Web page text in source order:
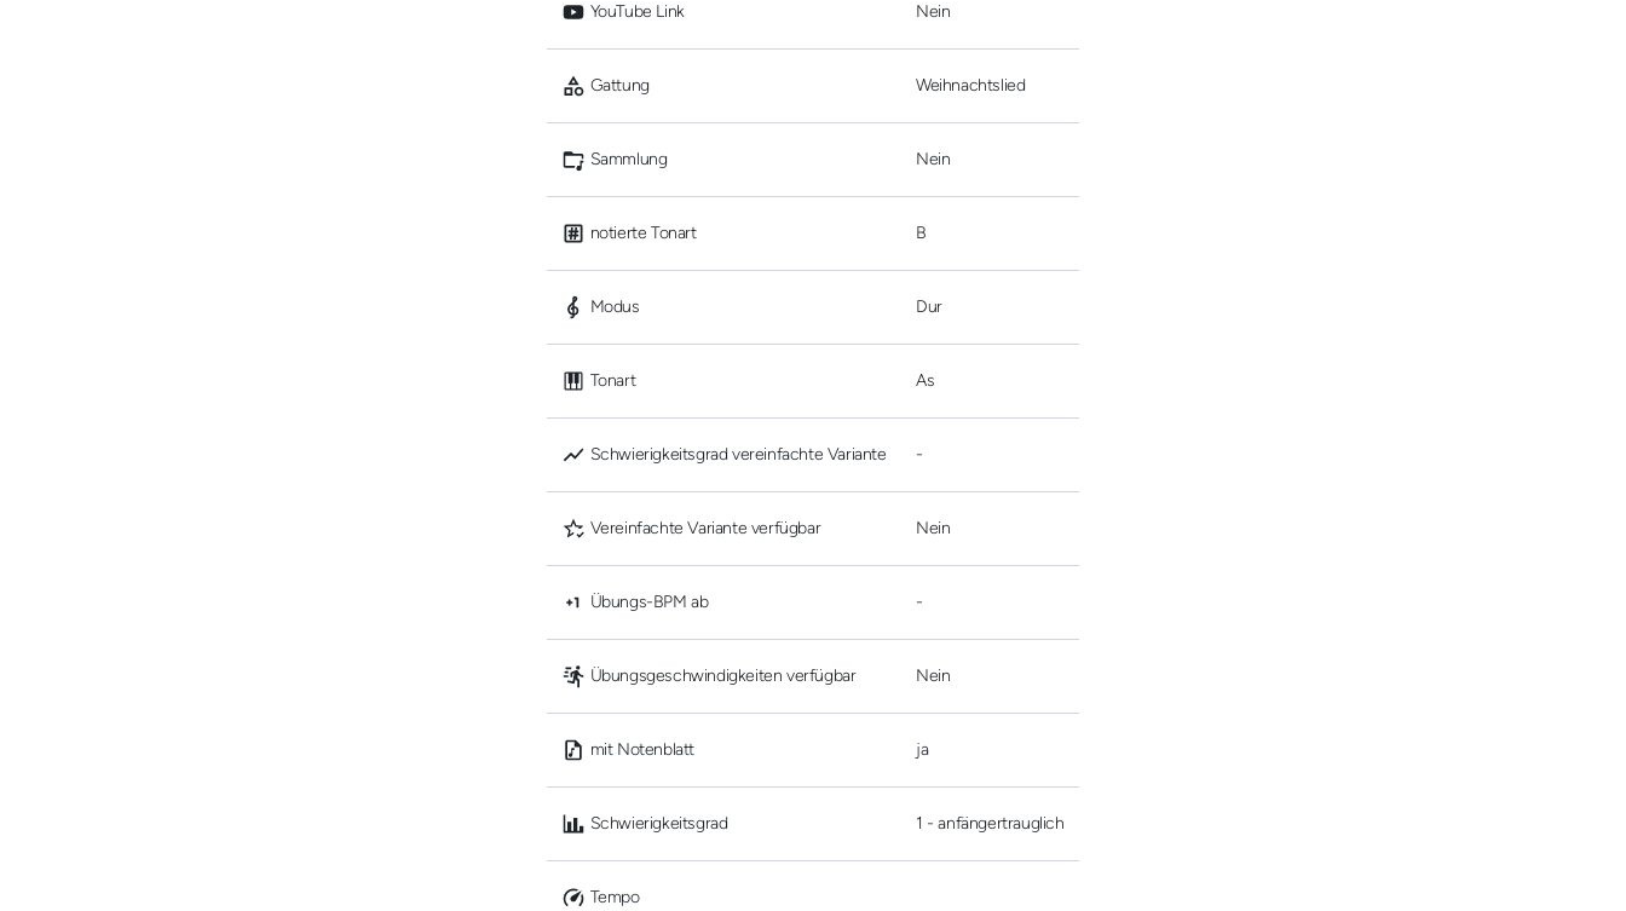
YouTube Link Nein
Gattung Weihnachtslied
Sammlung Nein
notierte Tonart B
Modus Dur
Tonart As
Schwierigkeitsgrad vereinfachte Variante -
Vereinfachte Variante verfügbar Nein
Übungs-BPM ab -
Übungsgeschwindigkeiten verfügbar Nein
mit Notenblatt ja
Schwierigkeitsgrad 1 - anfängertrauglich
Tempo